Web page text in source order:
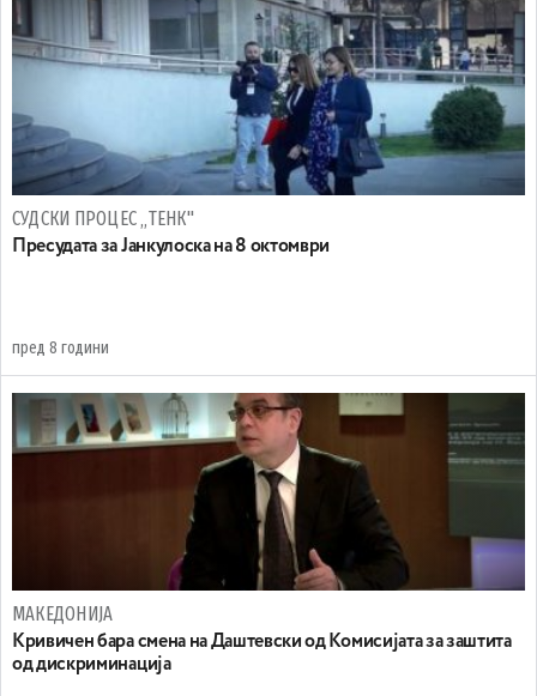
СУДСКИ ПРОЦЕС „ТЕНК"
Пресудата за Јанкулоска на 8 октомври
пред 8 години
МАКЕДОНИЈА
Кривичен бара смена на Даштевски од Комисијата за заштита
од дискриминација